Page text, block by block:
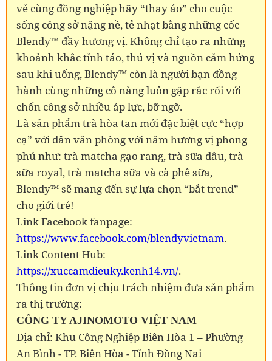
vẻ cùng đồng nghiệp hãy “thay áo” cho cuộc
sống công sở nặng nề, tẻ nhạt bằng những cốc
Blendy™ đầy hương vị. Không chỉ tạo ra những
khoảnh khắc tỉnh táo, thú vị và nguồn cảm hứng
sau khi uống, Blendy™ còn là người bạn đồng
hành cùng những cô nàng luôn gặp rắc rối với
chốn công sở nhiều áp lực, bỡ ngỡ.
Là sản phẩm trà hòa tan mới đặc biệt cực “hợp
cạ” với dân văn phòng với năm hương vị phong
phú như: trà matcha gạo rang, trà sữa dâu, trà
sữa royal, trà matcha sữa và cà phê sữa,
Blendy™ sẽ mang đến sự lựa chọn “bắt trend”
cho giới trẻ!
Link Facebook fanpage:
https://www.facebook.com/blendyvietnam.
Link Content Hub:
https://xuccamdieuky.kenh14.vn/.
Thông tin đơn vị chịu trách nhiệm đưa sản phẩm
ra thị trường:
CÔNG TY AJINOMOTO VIỆT NAM
Địa chỉ: Khu Công Nghiệp Biên Hòa 1 – Phường
An Bình - TP. Biên Hòa - Tỉnh Đồng Nai